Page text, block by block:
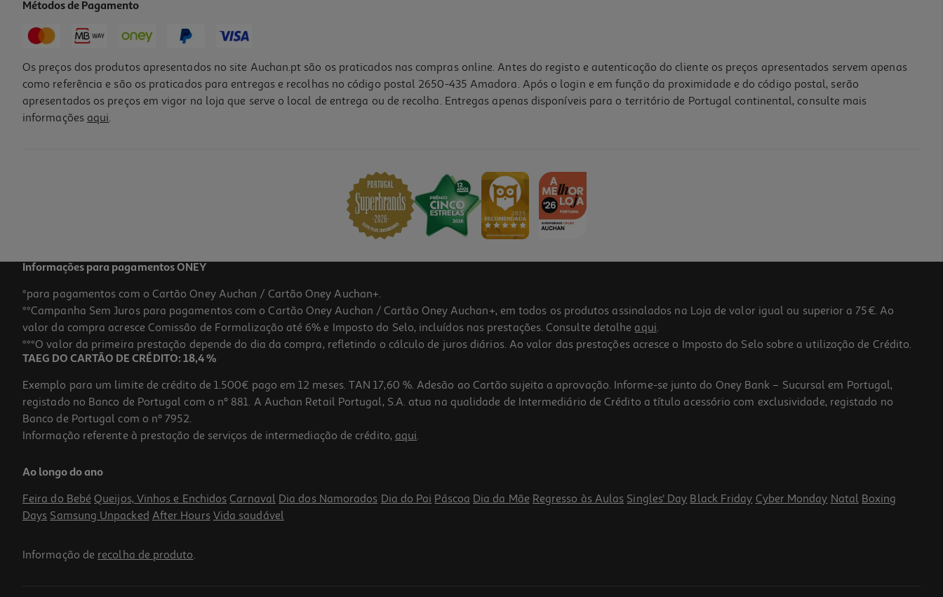
86.6 €/Lt
12,99 €
Métodos de Pagamento
Os preços dos produtos apresentados no site Auchan.pt são os praticados nas compras online. Antes do registo e autenticação do cliente os preços apresentados servem apenas
como referência e são os praticados para entregas e recolhas no código postal 2650-435 Amadora. Após o login e em função da proximidade e do código postal, serão
apresentados os preços em vigor na loja que serve o local de entrega ou de recolha. Entregas apenas disponíveis para o território de Portugal continental, consulte mais
informações aqui.
Informações para pagamentos ONEY
*para pagamentos com o Cartão Oney Auchan / Cartão Oney Auchan+.
**Campanha Sem Juros para pagamentos com o Cartão Oney Auchan / Cartão Oney Auchan+, em todos os produtos assinalados na Loja de valor igual ou superior a 75€. Ao
valor da compra acresce Comissão de Formalização até 6% e Imposto do Selo, incluídos nas prestações. Consulte detalhe aqui.
***O valor da primeira prestação depende do dia da compra, refletindo o cálculo de juros diários. Ao valor das prestações acresce o Imposto do Selo sobre a utilização de Crédito.
TAEG DO CARTÃO DE CRÉDITO: 18,4 %
Exemplo para um limite de crédito de 1.500€ pago em 12 meses. TAN 17,60 %. Adesão ao Cartão sujeita a aprovação. Informe-se junto do Oney Bank – Sucursal em Portugal,
registado no Banco de Portugal com o nº 881. A Auchan Retail Portugal, S.A. atua na qualidade de Intermediário de Crédito a título acessório com exclusividade, registado no
Banco de Portugal com o nº 7952.
Informação referente à prestação de serviços de intermediação de crédito, aqui.
Ao longo do ano
Feira do Bebé Queijos, Vinhos e Enchidos Carnaval Dia dos Namorados Dia do Pai Páscoa Dia da Mãe Regresso às Aulas Singles' Day Black Friday Cyber Monday Natal Boxing
Days Samsung Unpacked After Hours Vida saudável
Informação de recolha de produto.